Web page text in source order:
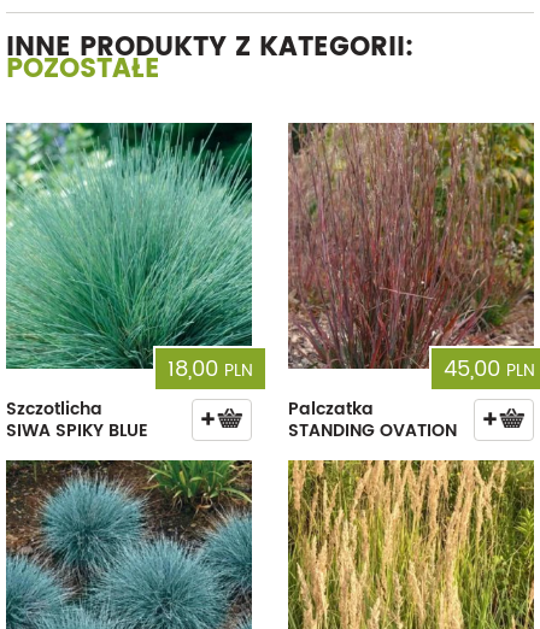
INNE PRODUKTY Z KATEGORII:
POZOSTAŁE
18,00 PLN
Szczotlicha
SIWA SPIKY BLUE
45,00 PLN
Palczatka
STANDING OVATION